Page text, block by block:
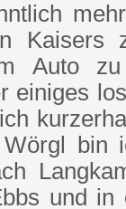
Auto
einiges
bin
und in